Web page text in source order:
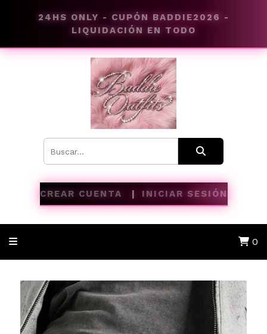
24HS ONLY - CUPÓN BADDIE2026 -
LIQUIDACIÓN EN TODO
CREAR CUENTA INICIAR SESIÓN
0